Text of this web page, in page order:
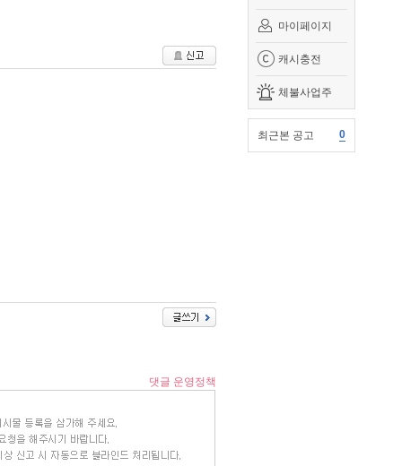
마이페이지
캐시충전
체불사업주
최근본 공고 0